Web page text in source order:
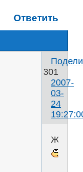
Ответить
301
2007-
03-
24